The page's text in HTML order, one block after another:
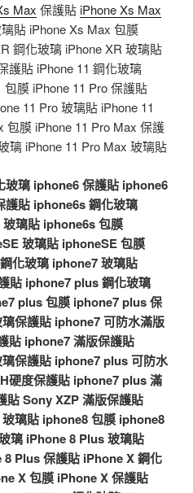
Max 保護貼iPhone Xs Max
貼 iPhone Xs Max 包膜
鋼化玻璃 iPhone XR 玻璃貼
護貼 iPhone 11 鋼化玻璃
膜 iPhone 11 Pro 保護貼
11 Pro 玻璃貼 iPhone 11
包膜 iPhone 11 Pro Max 保護
璃 iPhone 11 Pro Max 玻璃貼
玻璃 iphone6 保護貼 iphone6
護貼 iphone6s 鋼化玻璃
璃貼 iphone6s 包膜
玻璃貼 iphoneSE 包膜
化玻璃 iphone7 玻璃貼
貼 iphone7 plus 鋼化玻璃
plus 包膜 iphone7 plus 保
保護貼 iphone7 可防水滿版
貼 iphone7 滿版保護貼
保護貼 iphone7 plus 可防水
硬度保護貼 iphone7 plus 滿
貼Sony XZP 滿版保護貼
璃貼 iphone8 包膜 iphone8
璃 iPhone 8 Plus 玻璃貼
8 Plus 保護貼 iPhone X 鋼化
X 包膜 iPhone X 保護貼